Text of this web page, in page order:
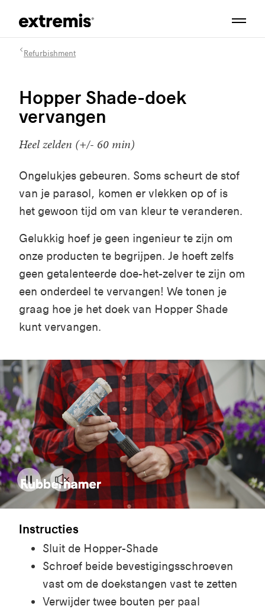
Refurbishment
Hopper Shade-doek
vervangen
Heel zelden (+/- 60 min)
Ongelukjes gebeuren. Soms scheurt de stof
van je parasol, komen er vlekken op of is
het gewoon tijd om van kleur te veranderen.
Gelukkig hoef je geen ingenieur te zijn om
onze producten te begrijpen. Je hoeft zelfs
geen getalenteerde doe-het-zelver te zijn om
een onderdeel te vervangen! We tonen je
graag hoe je het doek van Hopper Shade
kunt vervangen.
Instructies
Sluit de Hopper-Shade
Schroef beide bevestigingsschroeven
vast om de doekstangen vast te zetten
Verwijder twee bouten per paal